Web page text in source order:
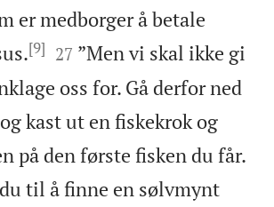
er medborger å betale
[9] 

27 ”Men vi skal ikke gi
oss for. Gå derfor ned
kast ut en fiskekrok og
på den første fisken du får.
til å finne en sølvmynt